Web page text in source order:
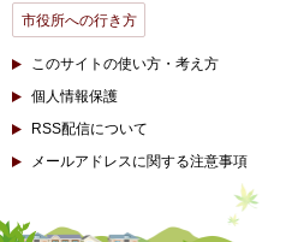
市役所への行き方
このサイトの使い方・考え方
個人情報保護
RSS配信について
メールアドレスに関する注意事項